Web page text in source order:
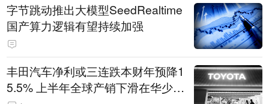
字节跳动推出大模型SeedRealtime
国产算力逻辑有望持续加强
丰田汽车净利或三连跌本财年预降1
5.5% 上半年全球产销下滑在华少卖